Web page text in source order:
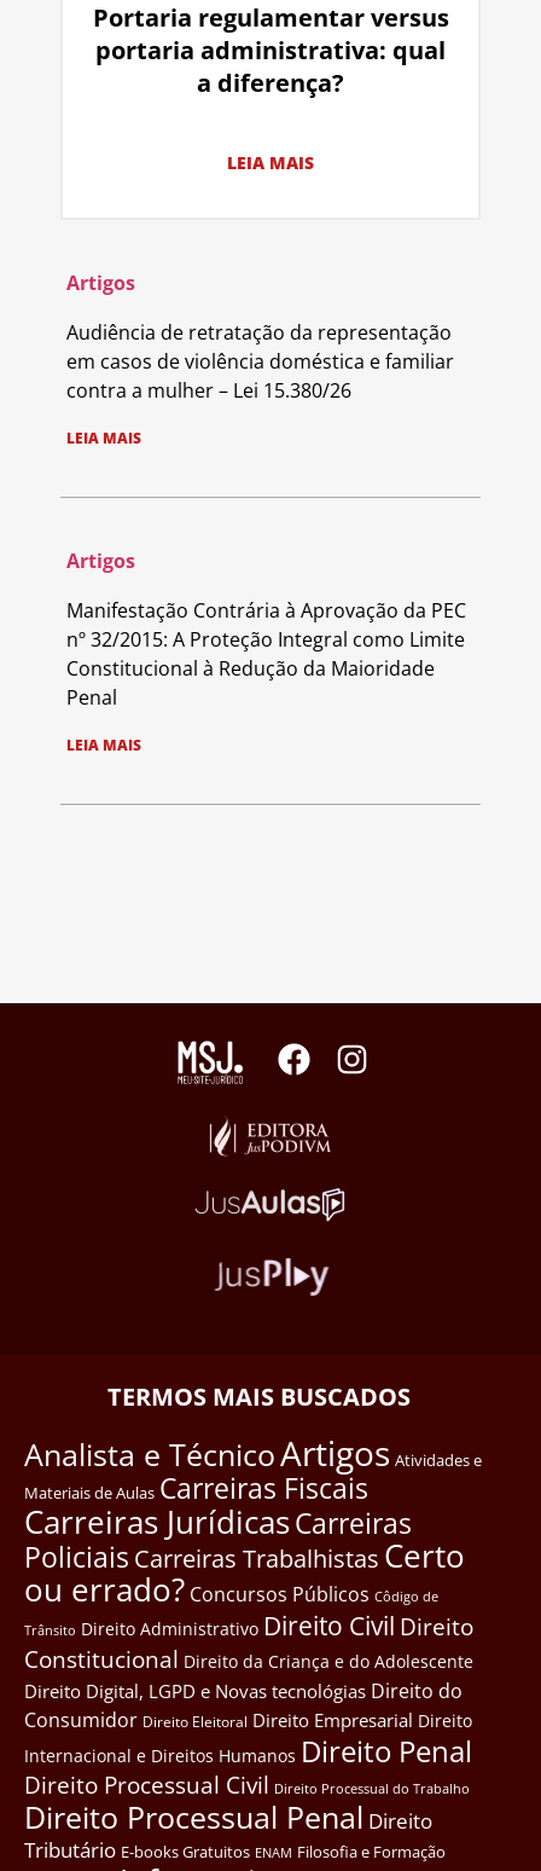
Portaria regulamentar versus
portaria administrativa: qual
a diferença?
LEIA MAIS
Artigos
Audiência de retratação da representação
em casos de violência doméstica e familiar
contra a mulher – Lei 15.380/26
LEIA MAIS
Artigos
Manifestação Contrária à Aprovação da PEC
nº 32/2015: A Proteção Integral como Limite
Constitucional à Redução da Maioridade
Penal
LEIA MAIS
TERMOS MAIS BUSCADOS
Analista e TécnicoArtigos Atividades e
Materiais de Aulas Carreiras Fiscais
Carreiras JurídicasCarreiras
Policiais Carreiras Trabalhistas Certo
ou errado? Concursos Públicos Côdigo de
Trânsito Direito Administrativo Direito Civil Direito
Constitucional Direito da Criança e do Adolescente
Direito Digital, LGPD e Novas tecnológias Direito do
Consumidor Direito Eleitoral Direito Empresarial Direito
Internacional e Direitos Humanos Direito Penal
Direito Processual Civil Direito Processual do Trabalho
Direito Processual Penal Direito
Tributário E-books Gratuitos ENAM Filosofia e Formação